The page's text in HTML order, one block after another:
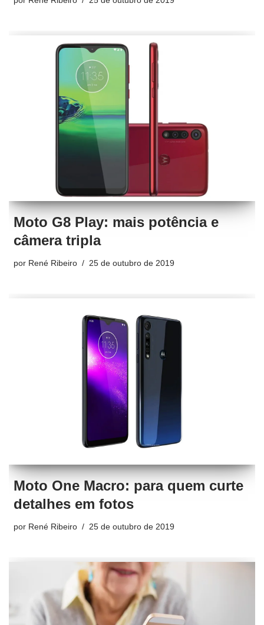
Moto G8 Play: mais potência e
câmera tripla
por René Ribeiro 25 de outubro de 2019
Moto One Macro: para quem curte
detalhes em fotos
por René Ribeiro 25 de outubro de 2019